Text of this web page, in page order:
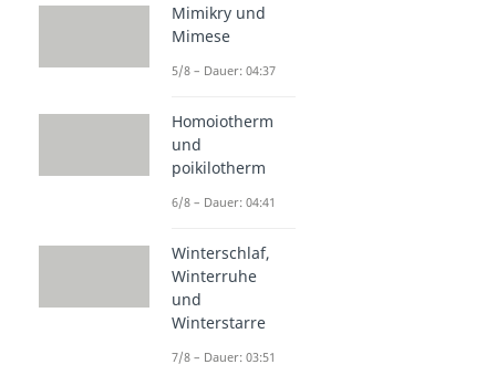
Mimikry und
Mimese
5/8 – Dauer: 04:37
Homoiotherm
und
poikilotherm
6/8 – Dauer: 04:41
Winterschlaf,
Winterruhe
und
Winterstarre
7/8 – Dauer: 03:51